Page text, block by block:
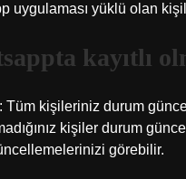
uygulaması yüklü olan
kayıtlı
Tüm kişileriniz durum
kişiler durum
görebilir.